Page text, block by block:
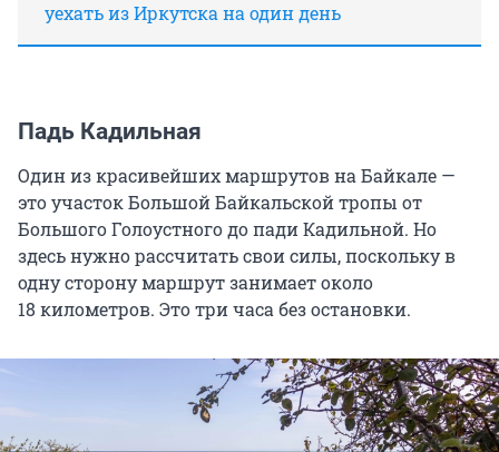
уехать из Иркутска на один день
Падь Кадильная
Один из красивейших маршрутов на Байкале —
это участок Большой Байкальской тропы от
Большого Голоустного до пади Кадильной. Но
здесь нужно рассчитать свои силы, поскольку в
одну сторону маршрут занимает около
18 километров. Это три часа без остановки.